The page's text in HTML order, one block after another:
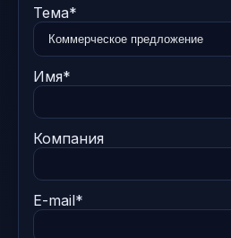
Тема*
Имя*
Компания
E-mail*